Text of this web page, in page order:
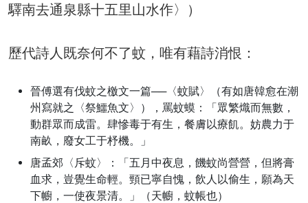
驛南去通泉縣十五里山水作〉）
歷代詩人既奈何不了蚊，唯有藉詩消恨：
晉傅選有伐蚊之檄文一篇──〈蚊賦〉（有如唐韓愈在潮
州寫就之〈祭鱷魚文〉），罵蚊蟆：「眾繁熾而無數，
動群眾而成雷。肆慘毒于有生，餐膚以療飢。妨農力于
南畝，廢女工于杼機。」
唐孟郊〈斥蚊〉：「五月中夜息，饑蚊尚營營，但將膏
血求，豈覺生命輕。頸已寧自愧，飲人以偷生，願為天
下幮，一使夜景清。」（天幮，蚊帳也）